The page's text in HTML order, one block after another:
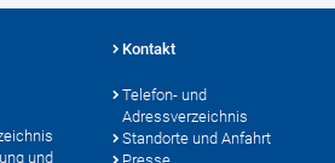
und
Kontakt
Telefon- und
Adressverzeichnis
Standorte und Anfahrt